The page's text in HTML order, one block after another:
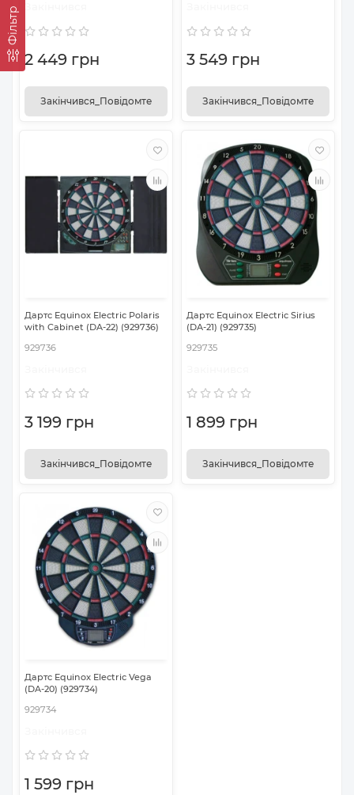
Фільтр
2 449 грн
Закінчився_Повідомте
3 549 грн
Закінчився_Повідомте
Дартс Equinox Electric Polaris
with Cabinet (DA-22) (929736)
929736
3 199 грн
Закінчився_Повідомте
Дартс Equinox Electric Sirius
(DA-21) (929735)
929735
1 899 грн
Закінчився_Повідомте
Дартс Equinox Electric Vega
(DA-20) (929734)
929734
1 599 грн